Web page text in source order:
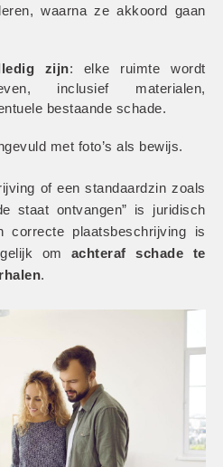
waarna ze akkoord gaan
zijn: elke ruimte wordt
inclusief materialen,
bestaande schade.
met foto’s als bewijs.
of een standaardzin zoals
staat ontvangen” is juridisch
correcte plaatsbeschrijving is
om
achteraf schade te
.